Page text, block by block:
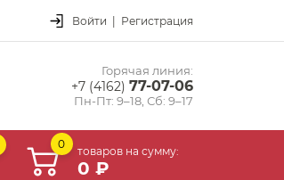
Войти | Регистрация
Горячая линия:
+7 (4162) 77-07-06
Пн-Пт: 9–18, Сб: 9–17
0
товаров на сумму:
0 ₽